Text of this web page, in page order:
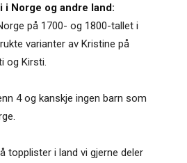
i Norge og andre land:
på 1700- og 1800-tallet i
varianter av Kristine på
og Kirsti.
4 og kanskje ingen barn som
topplister i land vi gjerne deler